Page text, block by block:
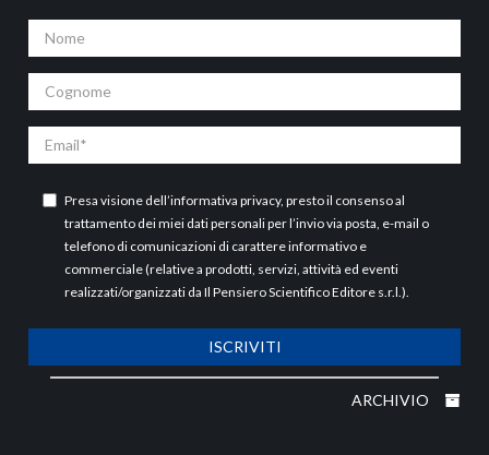
Nome
Cognome
Email
Presa visione dell’informativa privacy, presto il consenso al
trattamento dei miei dati personali per l’invio via posta, e-mail o
telefono di comunicazioni di carattere informativo e
commerciale (relative a prodotti, servizi, attività ed eventi
realizzati/organizzati da Il Pensiero Scientifico Editore s.r.l.).
ISCRIVITI
ARCHIVIO